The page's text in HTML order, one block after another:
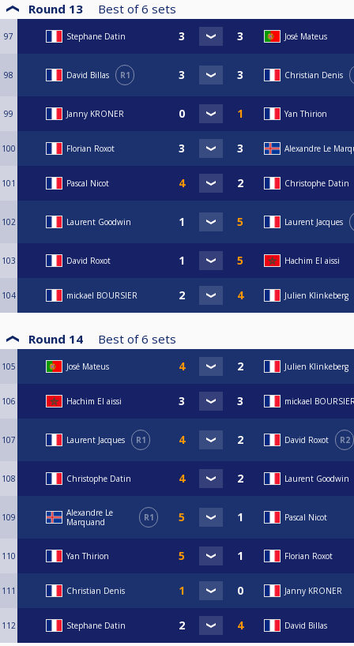
Round 13 Best of6 sets
97 Stephane Datin José Mateus
98 David Billas R1 Christian Denis
99 Janny KRONER Yan Thirion
100 Florian Roxot Alexandre Le
101 Pascal Nicot Christophe Datin
102 Laurent Goodwin Laurent Jacques
103 David Roxot Hachim El aissi
104 mickael BOURSIER Julien Klinkeberg
Round 14 Best of6 sets
105 José Mateus Julien Klinkeberg
106 Hachim El aissi mickael
107 Laurent Jacques R1 David Roxot R2
108 Christophe Datin Laurent Goodwin
109
Alexandre Le
Marquand
R1 Pascal Nicot
110 Yan Thirion Florian Roxot
111 Christian Denis Janny KRONER
112 Stephane Datin David Billas